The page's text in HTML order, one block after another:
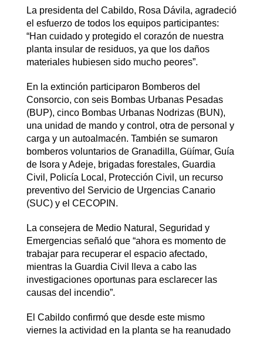
La presidenta del Cabildo, Rosa Dávila, agradeció
el esfuerzo de todos los equipos participantes:
“Han cuidado y protegido el corazón de nuestra
planta insular de residuos, ya que los daños
materiales hubiesen sido mucho peores”.
En la extinción participaron Bomberos del
Consorcio, con seis Bombas Urbanas Pesadas
(BUP), cinco Bombas Urbanas Nodrizas (BUN),
una unidad de mando y control, otra de personal y
carga y un autoalmacén. También se sumaron
bomberos voluntarios de Granadilla, Güímar, Guía
de Isora y Adeje, brigadas forestales, Guardia
Civil, Policía Local, Protección Civil, un recurso
preventivo del Servicio de Urgencias Canario
(SUC) y el CECOPIN.
La consejera de Medio Natural, Seguridad y
Emergencias señaló que “ahora es momento de
trabajar para recuperar el espacio afectado,
mientras la Guardia Civil lleva a cabo las
investigaciones oportunas para esclarecer las
causas del incendio”.
El Cabildo confirmó que desde este mismo
viernes la actividad en la planta se ha reanudado